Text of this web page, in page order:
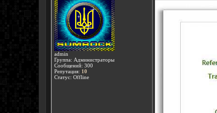
admin
Группа: Администраторы
Сообщений: 300
Репутация: 10
Статус: Offline